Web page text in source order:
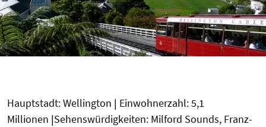
Hauptstadt:Wellington | Einwohnerzahl:5,1
Millionen |Sehenswürdigkeiten: Milford Sounds, Franz-